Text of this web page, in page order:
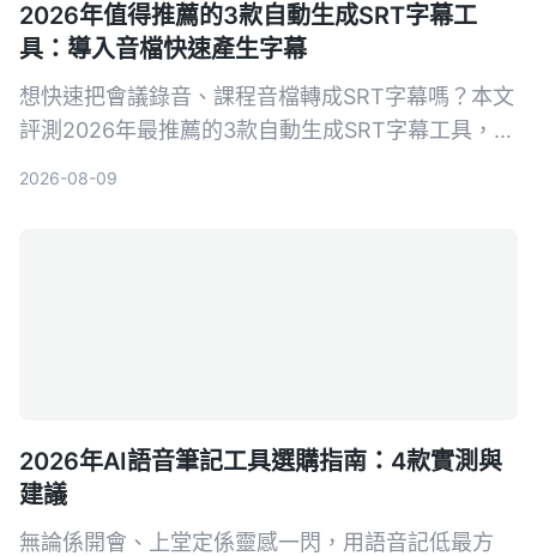
2026年值得推薦的3款自動生成SRT字幕工
具：導入音檔快速產生字幕
想快速把會議錄音、課程音檔轉成SRT字幕嗎？本文
評測2026年最推薦的3款自動生成SRT字幕工具，並
2026-08-09
2026年AI語音筆記工具選購指南：4款實測與
建議
無論係開會、上堂定係靈感一閃，用語音記低最方